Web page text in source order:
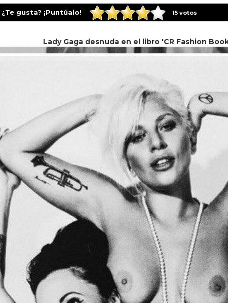
¿Te gusta? ¡Puntúalo! 15 votos
Lady Gaga desnuda en el libro 'CR Fashion